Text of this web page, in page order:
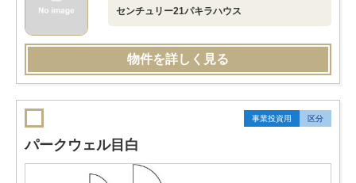
センチュリー21パキラハウス
物件を詳しく見る
事業投資用 区分
パークウェル目白